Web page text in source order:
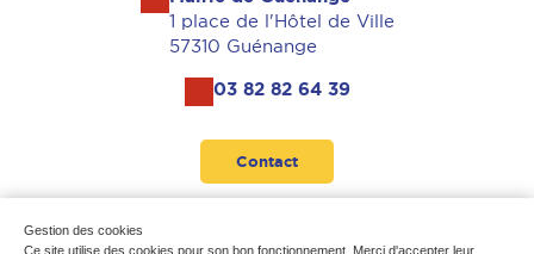
Gestion des cookies
Ce site utilise des cookies pour son bon fonctionnement. Merci d'accepter leur
1 place de l'Hôtel de Ville
57310 Guénange
03 82 82 64 39
Contact